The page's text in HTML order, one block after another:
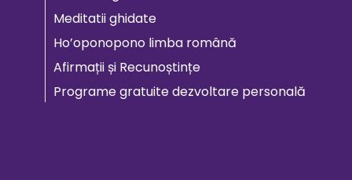
Meditatii ghidate
Ho’oponopono limba română
Afirmații și Recunoștințe
Programe gratuite dezvoltare personală